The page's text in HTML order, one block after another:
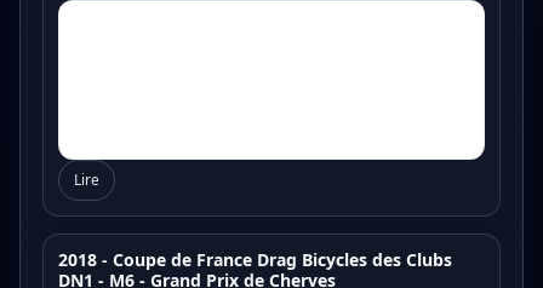
Lire
2018 - Coupe de France Drag Bicycles des Clubs
DN1 - M6 - Grand Prix de Cherves